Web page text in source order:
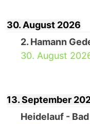
30. August 2026
2. Hamann
30. August
13. September
Heidelauf -